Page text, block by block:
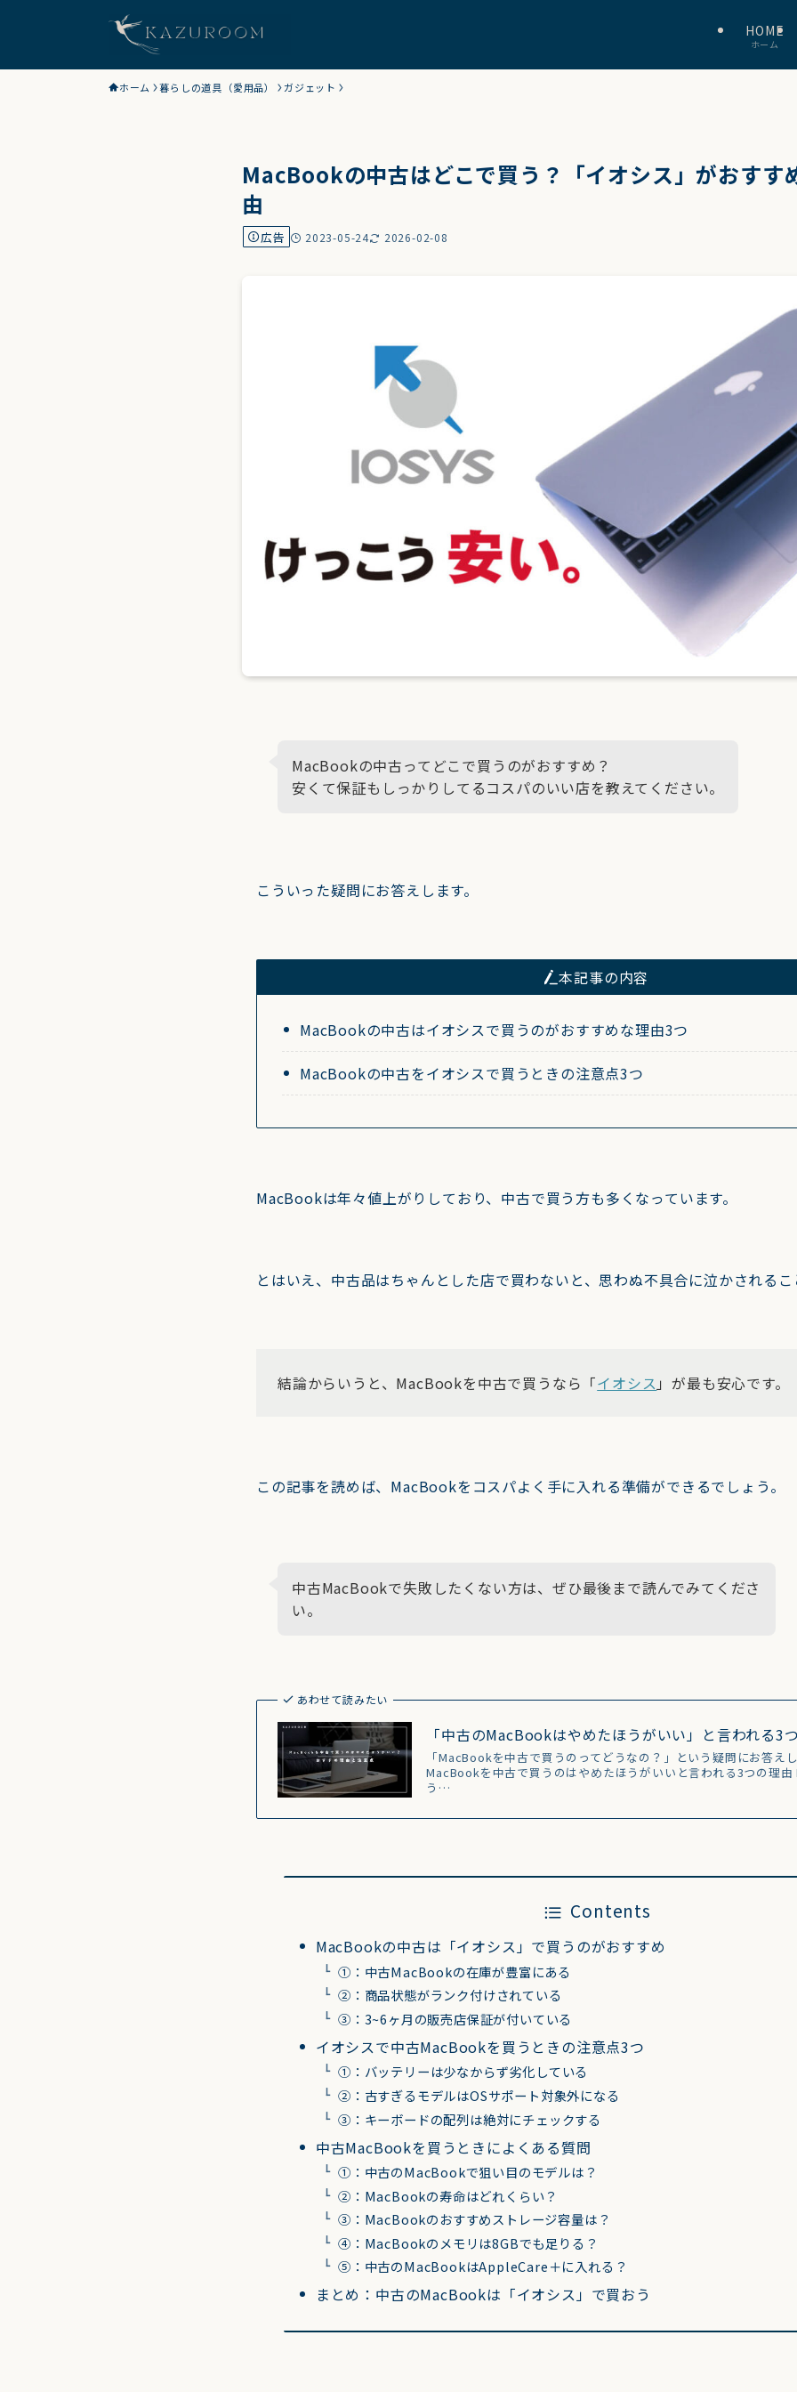
HOME
ホーム
ホーム 暮らしの道具（愛用品） ガジェット
MacBookの中古はどこで買う？「イオシス」がおすす
由
広告 2023-05-24 2026-02-08
MacBookの中古ってどこで買うのがおすすめ？
安くて保証もしっかりしてるコスパのいい店を教えてください。
こういった疑問にお答えします。
本記事の内容
MacBookの中古はイオシスで買うのがおすすめな理由3つ
MacBookの中古をイオシスで買うときの注意点3つ
MacBookは年々値上がりしており、中古で買う方も多くなっています。
とはいえ、中古品はちゃんとした店で買わないと、思わぬ不具合に泣かされる
結論からいうと、MacBookを中古で買うなら「イオシス 」が最も安心です。
この記事を読めば、MacBookをコスパよく手に入れる準備ができるでしょう。
中古MacBookで失敗したくない方は、ぜひ最後まで読んでみてくださ
い。
あわせて読みたい
「中古のMacBookはやめたほうがいい」と言われる3
「MacBookを中古で買うのってどうなの？」という疑問にお答え
MacBookを中古で買うのはやめたほうがいいと言われる3つの理
う…
Contents
MacBookの中古は「イオシス」で買うのがおすすめ
①：中古MacBookの在庫が豊富にある
②：商品状態がランク付けされている
③：3~6ヶ月の販売店保証が付いている
イオシスで中古MacBookを買うときの注意点3つ
①：バッテリーは少なからず劣化している
②：古すぎるモデルはOSサポート対象外になる
③：キーボードの配列は絶対にチェックする
中古MacBookを買うときによくある質問
①：中古のMacBookで狙い目のモデルは？
②：MacBookの寿命はどれくらい？
③：MacBookのおすすめストレージ容量は？
④：MacBookのメモリは8GBでも足りる？
⑤：中古のMacBookはAppleCare＋に入れる？
まとめ：中古のMacBookは「イオシス」で買おう